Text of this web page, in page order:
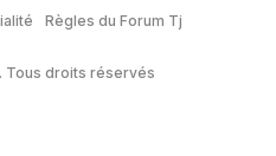
Règles du Forum Tj
Tous droits réservés